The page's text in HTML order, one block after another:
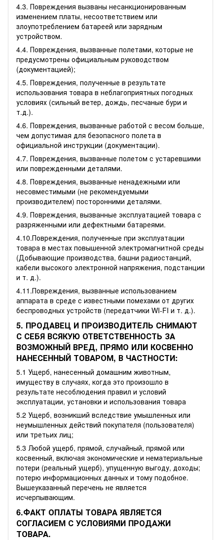
4.3. Повреждения вызваны несанкционированным
изменением платы, несоответствием или
злоупотреблением батареей или зарядным
устройством.
4.4. Повреждения, вызванные полетами, которые не
предусмотрены официальным руководством
(документацией);
4.5. Повреждения, полученные в результате
использования товара в неблагоприятных погодных
условиях (сильный ветер, дождь, песчаные бури и
т.д.).
4.6. Повреждения, вызванные работой с весом больше,
чем допустимая для безопасного полета в
официальной инструкции (документации).
4.7. Повреждения, вызванные полетом с устаревшими
или поврежденными деталями.
4.8. Повреждения, вызванные ненадежными или
несовместимыми (не рекомендуемыми
производителем) посторонними деталями.
4.9. Повреждения, вызванные эксплуатацией товара с
разряженными или дефектными батареями.
4.10.Повреждения, полученные при эксплуатации
товара в местах повышенной электромагнитной среды
(Добывающие производства, башни радиостанций,
кабели высокого электронной напряжения, подстанции
и т. д.).
4.11.Повреждения, вызванные использованием
аппарата в среде с известными помехами от других
беспроводных устройств (передатчики WI-FI и т. д.).
5. ПРОДАВЕЦ И ПРОИЗВОДИТЕЛЬ СНИМАЮТ
С СЕБЯ ВСЯКУЮ ОТВЕТСТВЕННОСТЬ ЗА
ВОЗМОЖНЫЙ ВРЕД, ПРЯМО ИЛИ КОСВЕННО
НАНЕСЕННЫЙ ТОВАРОМ, В ЧАСТНОСТИ:
5.1 Ущерб, нанесенный домашним животным,
имуществу в случаях, когда это произошло в
результате несоблюдения правил и условий
эксплуатации, установки и использования товара
5.2 Ущерб, возникший вследствие умышленных или
неумышленных действий покупателя (пользователя)
или третьих лиц;
5.3 Любой ущерб, прямой, случайный, прямой или
косвенный, включая экономические и нематериальные
потери (реальный ущерб), упущенную выгоду, доходы;
потерю информационных данных и тому подобное.
Вышеуказанный перечень не является
исчерпывающим.
6.ФАКТ ОПЛАТЫ ТОВАРА ЯВЛЯЕТСЯ
СОГЛАСИЕМ С УСЛОВИЯМИ ПРОДАЖИ
ТОВАРА.